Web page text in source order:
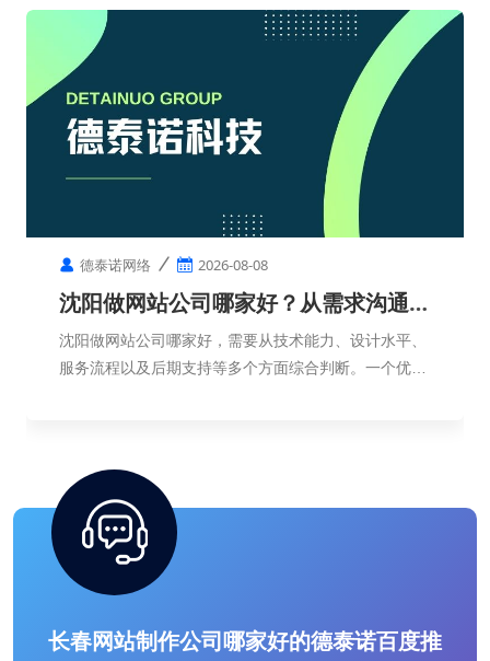
德泰诺网络 2026-08-08
沈阳做网站公司哪家好？从需求沟通到
网站上线需要多久？
沈阳做网站公司哪家好，需要从技术能力、设计水平、
服务流程以及后期支持等多个方面综合判断。一个优秀
长春网站制作公司哪家好的德泰诺百度推